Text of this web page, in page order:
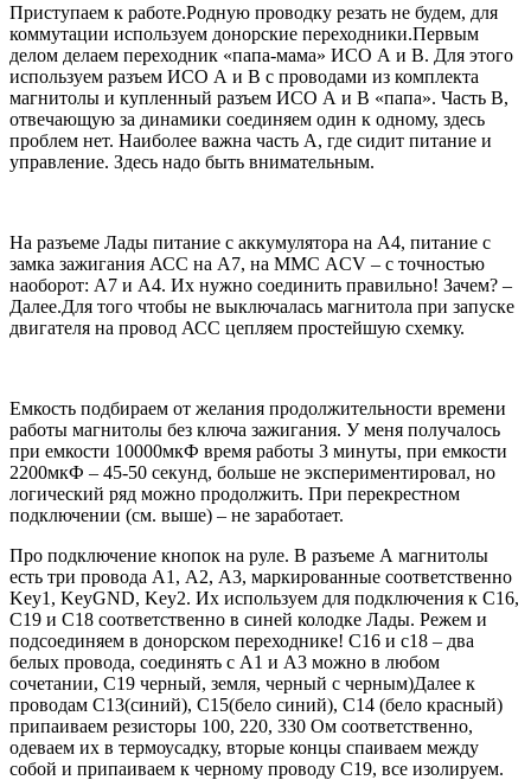
Приступаем к работе.Родную проводку резать не будем, для
коммутации используем донорские переходники.Первым
делом делаем переходник «папа-мама» ИСО А и В. Для этого
используем разъем ИСО А и В с проводами из комплекта
магнитолы и купленный разъем ИСО А и В «папа». Часть В,
отвечающую за динамики соединяем один к одному, здесь
проблем нет. Наиболее важна часть А, где сидит питание и
управление. Здесь надо быть внимательным.
На разъеме Лады питание с аккумулятора на А4, питание с
замка зажигания АСС на А7, на ММС ACV – с точностью
наоборот: А7 и А4. Их нужно соединить правильно! Зачем? –
Далее.Для того чтобы не выключалась магнитола при запуске
двигателя на провод АСС цепляем простейшую схемку.
Емкость подбираем от желания продолжительности времени
работы магнитолы без ключа зажигания. У меня получалось
при емкости 10000мкФ время работы 3 минуты, при емкости
2200мкФ – 45-50 секунд, больше не экспериментировал, но
логический ряд можно продолжить. При перекрестном
подключении (см. выше) – не заработает.
Про подключение кнопок на руле. В разъеме А магнитолы
есть три провода А1, А2, А3, маркированные соответственно
Key1, KeyGND, Key2. Их используем для подключения к С16,
С19 и С18 соответственно в синей колодке Лады. Режем и
подсоединяем в донорском переходнике! С16 и с18 – два
белых провода, соединять с А1 и А3 можно в любом
сочетании, С19 черный, земля, черный с черным)Далее к
проводам С13(синий), С15(бело синий), С14 (бело красный)
припаиваем резисторы 100, 220, 330 Ом соответственно,
одеваем их в термоусадку, вторые концы спаиваем между
собой и припаиваем к черному проводу С19, все изолируем.